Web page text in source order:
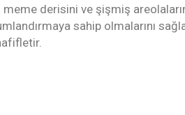
derisini ve şişmiş
sahip olmalarını